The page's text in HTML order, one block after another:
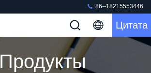
86--18215553446
Цитата
Продукты